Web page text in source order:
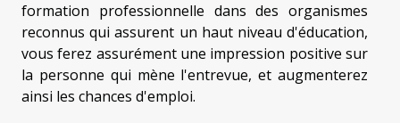
formation professionnelle dans des organismes
reconnus qui assurent un haut niveau d'éducation,
vous ferez assurément une impression positive sur
la personne qui mène l'entrevue, et augmenterez
ainsi les chances d'emploi.